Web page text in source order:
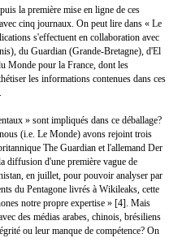
la première mise en ligne de ces
cinq journaux. On peut lire dans « Le
s'effectuent en collaboration avec
du Guardian (Grande-Bretagne), d'El
Monde pour la France, dont les
les informations contenues dans ces
» sont impliqués dans ce déballage?
(i.e. Le Monde) avons rejoint trois
The Guardian et l'allemand Der
diffusion d'une première vague de
en juillet, pour pouvoir analyser par
du Pentagone livrés à Wikileaks, cette
notre propre expertise » [4]. Mais
des médias arabes, chinois, brésiliens
ou leur manque de compétence? On